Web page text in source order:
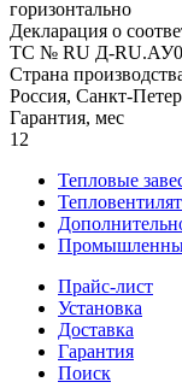
горизонтально
Декларация о
ТС № RU Д-
Страна
Россия, Санкт-
Гарантия, мес
12
Тепловые
Прайс-лист
Установка
Доставка
Гарантия
Поиск